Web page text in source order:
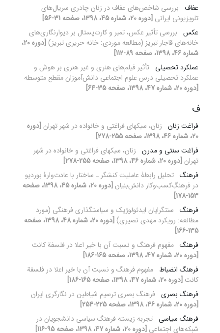
عفاف بررسی شاخص‌های عفاف در زنان چادری سریال‌های
تلویزیونی ایرانی [دوره 20، شماره 45، 1398، صفحه 31-56]
عکس بررسی تأثیر عکس، تمبر و کارت‌پستال بر دیوارنگاری‌های
خانه‌های قاجار تبریز (مطالعه موردی: خانه حریری تبریز)
[دوره 20،
شماره 46، 1398، صفحه 89-112]
عملکرد تحصیلی تأثیر فیلم‌های هنری و غیر هنری بر هوش و
عملکرد تحصیلی درس علوم اجتماعی دانش‌آموزان مقطع متوسطه
[دوره 20، شماره 47، 1398، صفحه 35-64]
ف
فراغت زنان زنان، سبکهای فراغتی و خانواده در شهر تهران [دوره
20، شماره 46، 1398، صفحه 255-278]
فراغت سنتی و مدرن زنان، سبکهای فراغتی و خانواده در شهر
تهران [دوره 20، شماره 46، 1398، صفحه 255-278]
فرهنگ
تحلیل رابطۀ عاملیت کنشگر‌‌‌‎‌ ـ‌ ساختار با عادت‌وارۀ بوردیو
در فرهنگِ‌کسب‌وکار دانش‌بنیان
[دوره 20، شماره 45، 1398، صفحه
153-178]
فرهنگ
سنت‎گرایان ایدئولوژیک و سیاستگذاری فرهنگی (مورد
مطالعه: رویکرد مهدی نصیری)
[دوره 20، شماره 48، 1398، صفحه
135-166]
فرهنگ مفهوم فرهنگ و نسبت آن با خیر اعلا در فلسفة کانت
[دوره 20، شماره 47، 1398، صفحه 165-186]
فرهنگ انضباط مفهوم فرهنگ و نسبت آن با خیر اعلا در فلسفة
کانت [دوره 20، شماره 47، 1398، صفحه 165-186]
فرهنگ بصری فرهنگ بصری ترسیم شیاطین در نگارگری ایران
[دوره 20، شماره 46، 1398، صفحه 225-254]
فرهنگ سیاسی تجربه زیسته فرهنگ سیاسی دانشجویان در
شبکه‌های اجتماعی [دوره 20، شماره 47، 1398، صفحه 95-116]